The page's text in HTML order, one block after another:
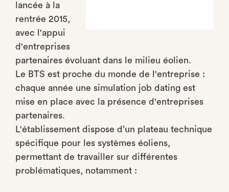
lancée à la
rentrée 2015,
avec l'appui
d'entreprises
partenaires évoluant dans le milieu éolien.
Le BTS est proche du monde de l'entreprise :
chaque année une simulation job dating est
mise en place avec la présence d'entreprises
partenaires.
L'établissement dispose d’un plateau technique
spécifique pour les systèmes éoliens,
permettant de travailler sur différentes
problématiques, notamment :